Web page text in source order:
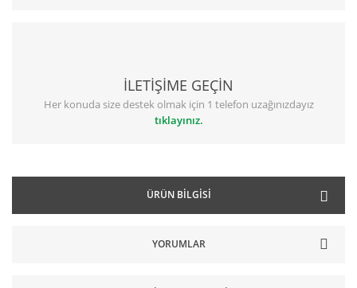
İLETİŞİME GEÇİN
Her konuda size destek olmak için 1 telefon uzağınızdayız
tıklayınız.
ÜRÜN BILGISI
YORUMLAR